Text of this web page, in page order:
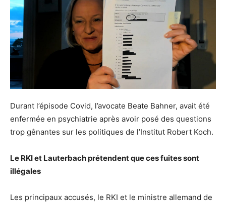
Durant l’épisode Covid, l’avocate Beate Bahner, avait été
enfermée en psychiatrie après avoir posé des questions
trop gênantes sur les politiques de l’Institut Robert Koch.
Le RKI et Lauterbach prétendent que ces fuites sont
illégales
Les principaux accusés, le RKI et le ministre allemand de